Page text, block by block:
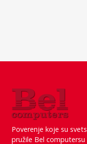
Poverenje koje su
pružile Bel